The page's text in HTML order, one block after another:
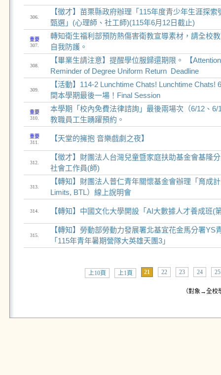
306.
【徵才】苗栗縣政府辦理「115年度青少年生涯探
甄選」(心理師、社工師)(115年6月12日截止)
重要
307.
轉知衛生福利部預防熱傷害衛教宣導素材，請全校
自我防護。
308.
【畢業生請注意】提醒學位服歸還期限。 ​​​​​​【
Reminder of Degree Uniform Return Deadline
309.
【活動】114-2 Lunchtime Chats! Lunchtime Chats!
間本學期最後一場！Final Session
重要
310.
本學期「校內免費法律諮詢」最後兩場次（6/12、6/
教職員工生踴躍預約。
重要
311.
【天堂的擁抱 音樂戲劇之夜】
312.
【徵才】財團法人台灣兒童暨家庭扶助基金會基隆
社會工作員(師)
313.
【轉知】財團法人普仁青年關懷基金會辦理「育成
Limits, BTL）線上說明會
314. 【轉知】中國文化大學開設「AI大數據人才養成班(
315.
【轉知】勞動部勞動力發展署北基宜花金馬分署YS
「115年青年暑期營隊大英雄天團3」
上10頁 上1頁 21 22 23 24 25
（對象→全校